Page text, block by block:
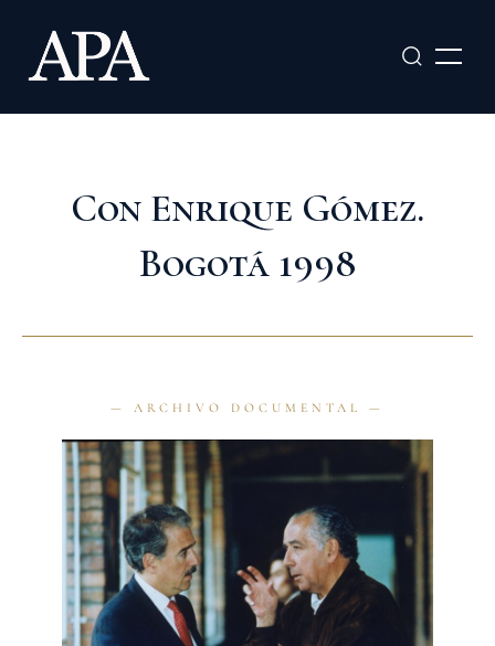
contenido
Con Enrique Gómez.
Bogotá 1998